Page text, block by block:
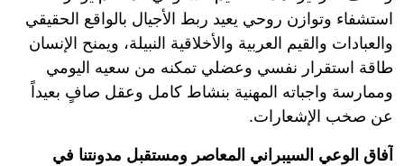
استشفاء وتوازن روحي يعيد ربط الأجيال بالواقع الحقيقي
والعبادات والقيم العربية والأخلاقية النبيلة، ويمنح الإنسان
طاقة استقرار نفسي وعضلي تمكنه من سعيه اليومي
وممارسة واجباته المهنية بنشاط كامل وعقل صافٍ بعيداً
عن صخب الإشعارات.
آفاق الوعي السيبراني المعاصر ومستقبل مدونتنا في